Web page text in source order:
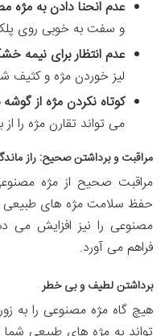
عدم انحنا دادن به مژه
و سفت به خوبی روی پلک
عدم انتظار برای
لیز خوردن مژه و
کوتاه نکردن مژه از گوشه
می تواند تقارن مژه را از
مراقبت و برداشتن صحیح: راز
حفظ سلامت مژه های طبیعی
مصنوعی را نیز افزایش می
فراهم می آورد.
برداشتن لطیف و بی خطر
هیچ گاه مژه مصنوعی را به